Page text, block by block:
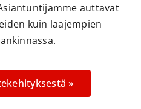
auttavat
kuin laajempien
»